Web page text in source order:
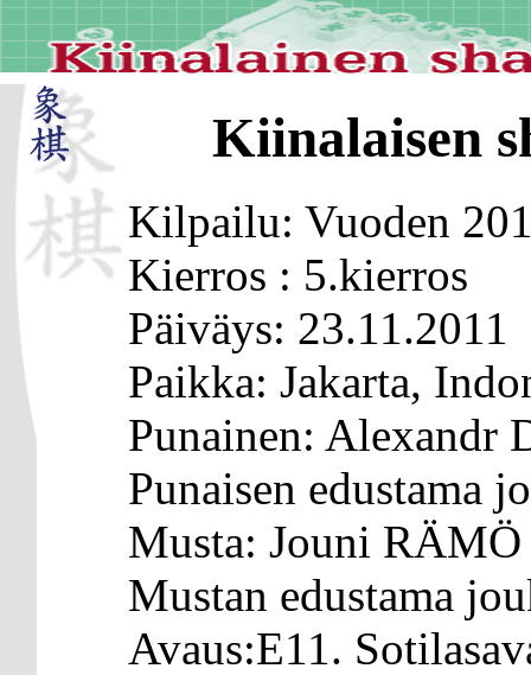
Kiinalaisen
Kilpailu: Vuoden
Kierros : 5.kierros
Päiväys: 23.11.2011
Paikka: Jakarta,
Punainen: Alexandr
Punaisen edustama
Musta: Jouni RÄMÖ
Mustan edustama
Avaus:E11.